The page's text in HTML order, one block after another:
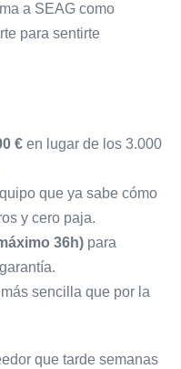
a SEAG como
para sentirte
€ en lugar de los 3.000
que ya sabe cómo
y cero paja.
36h) para
sencilla que por la
que tarde semanas